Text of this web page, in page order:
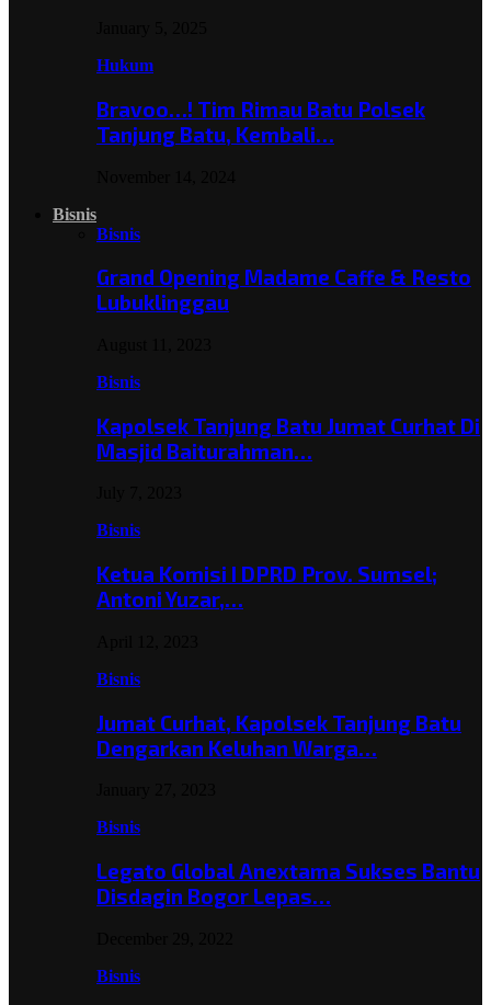
Hukum
Bravoo…! Tim Rimau Batu Polsek
Tanjung Batu, Kembali…
Bisnis
Bisnis
Grand Opening Madame Caffe & Resto
Lubuklinggau
Bisnis
Kapolsek Tanjung Batu Jumat Curhat Di
Masjid Baiturahman…
Bisnis
Ketua Komisi I DPRD Prov. Sumsel;
Antoni Yuzar,…
Bisnis
Jumat Curhat, Kapolsek Tanjung Batu
Dengarkan Keluhan Warga…
Bisnis
Legato Global Anextama Sukses Bantu
Disdagin Bogor Lepas…
Bisnis